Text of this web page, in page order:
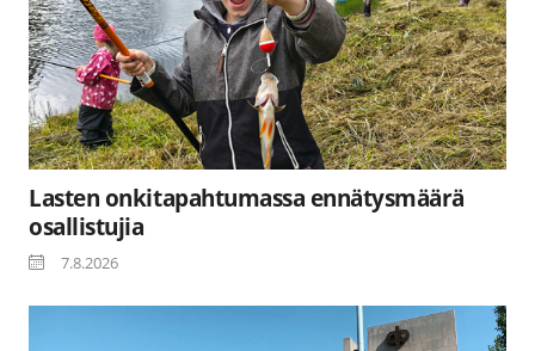
Lasten onkitapahtumassa ennätysmäärä
osallistujia
7.8.2026